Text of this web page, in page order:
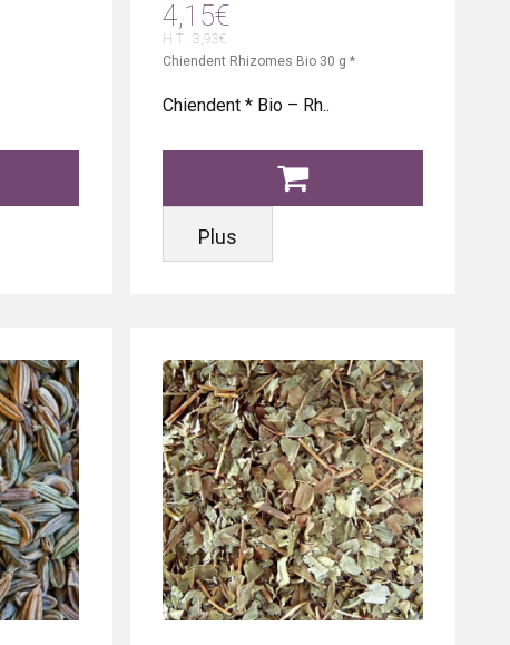
4,15€
H.T : 3,93€
Chiendent Rhizomes Bio 30 g *
Chiendent * Bio – Rh..
Plus